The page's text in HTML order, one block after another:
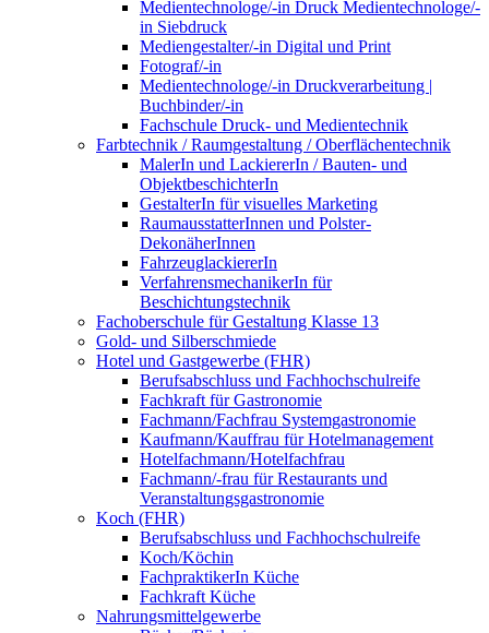
Medientechnologe/-in Druck Medientechnologe/-
in Siebdruck
Mediengestalter/-in Digital und Print
Fotograf/-in
Medientechnologe/-in Druckverarbeitung |
Buchbinder/-in
Fachschule Druck- und Medientechnik
Farbtechnik / Raumgestaltung / Oberflächentechnik
MalerIn und LackiererIn / Bauten- und
ObjektbeschichterIn
GestalterIn für visuelles Marketing
RaumausstatterInnen und Polster-
DekonäherInnen
FahrzeuglackiererIn
VerfahrensmechanikerIn für
Beschichtungstechnik
Fachoberschule für Gestaltung Klasse 13
Gold- und Silberschmiede
Hotel und Gastgewerbe (FHR)
Berufsabschluss und Fachhochschulreife
Fachkraft für Gastronomie
Fachmann/Fachfrau Systemgastronomie
Kaufmann/Kauffrau für Hotelmanagement
Hotelfachmann/Hotelfachfrau
Fachmann/-frau für Restaurants und
Veranstaltungsgastronomie
Koch (FHR)
Berufsabschluss und Fachhochschulreife
Koch/Köchin
FachpraktikerIn Küche
Fachkraft Küche
Nahrungsmittelgewerbe